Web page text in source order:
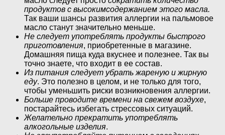
продуктов с высокимсодержанием этого масла.
Так ваши шансы развития аллергии на пальмовое
масло станут значительно меньше.
Не следует употреблять продукты быстрого
приготовления, приобретенные в магазине.
Домашняя пища куда вкуснее и полезнее. Так вы
точно знаете, что входит в ее состав.
Из питания следует убрать жареную и жирную
еду. Это полезно в целом, и не только для того,
чтобы уменьшить риски возникновения аллергии.
Больше проводите времени на свежем воздухе,
постарайтесь избегать стрессовых ситуаций.
Желательно прекратить употреблять
алкогольные изделия.